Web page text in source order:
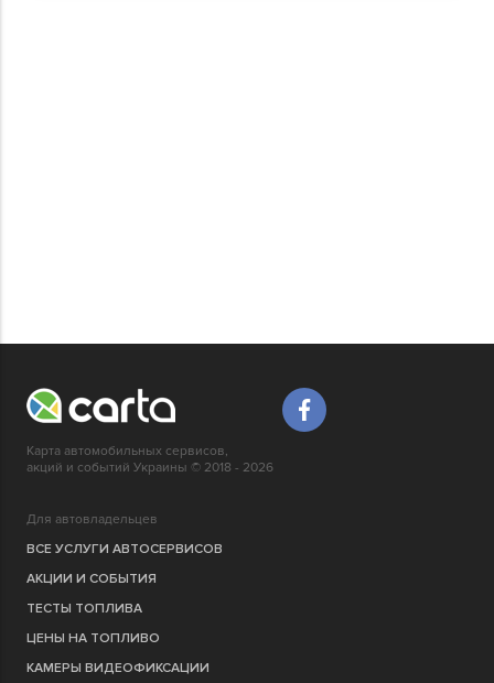
Карта автомобильных сервисов,
акций и событий Украины © 2018 - 2026
Для автовладельцев
ВСЕ УСЛУГИ АВТОСЕРВИСОВ
АКЦИИ И СОБЫТИЯ
ТЕСТЫ ТОПЛИВА
ЦЕНЫ НА ТОПЛИВО
КАМЕРЫ ВИДЕОФИКСАЦИИ